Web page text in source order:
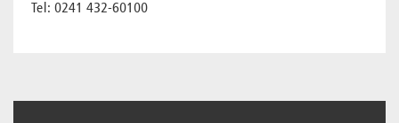
Tel: 0241 432-60100